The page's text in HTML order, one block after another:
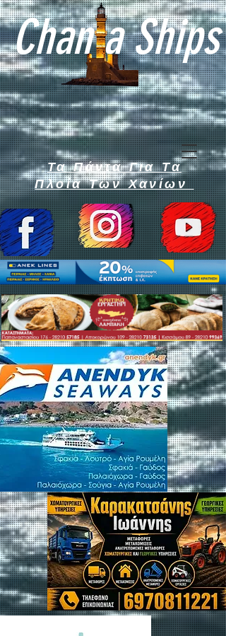
Chan a Ships
Τα Πάντα Για Τα
Πλοία Των Χανίων